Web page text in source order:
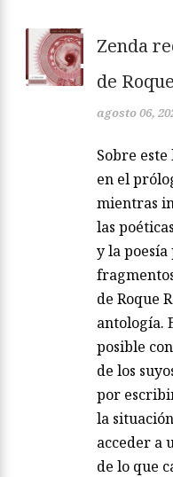
Zenda
de
agosto 06,
Sobre
en el
mientras
las
y la
de Roque
antología.
posible
de los
por
la
acceder a
de lo que